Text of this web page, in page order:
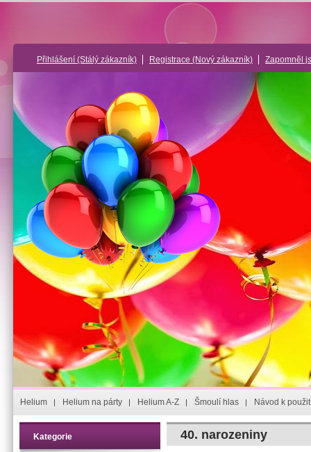
Přihlášení (Stálý zákazník) Registrace (Nový zákazník) Zapomněl
Helium Helium na párty Helium A-Z Šmoulí hlas Návod k
Kategorie 40. narozeniny